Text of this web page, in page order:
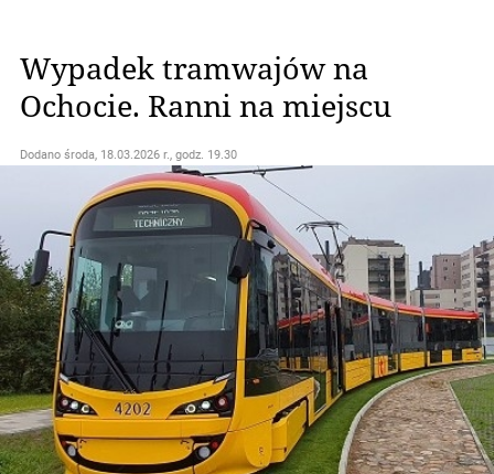
Wypadek tramwajów na
Ochocie. Ranni na miejscu
Dodano środa, 18.03.2026 r., godz. 19.30